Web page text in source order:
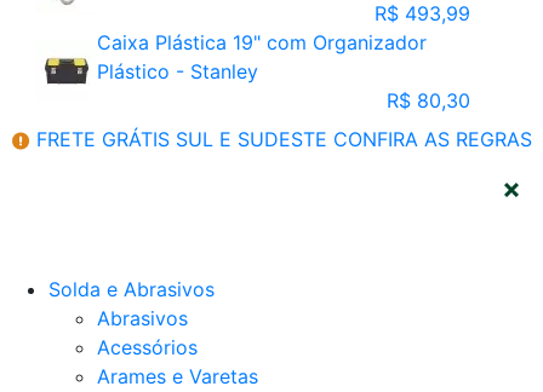
R$ 493,99
Caixa Plástica 19" com Organizador
Plástico - Stanley
R$ 80,30
FRETE GRÁTIS SUL E SUDESTE CONFIRA AS REGRAS
Solda e Abrasivos
Abrasivos
Acessórios
Arames e Varetas